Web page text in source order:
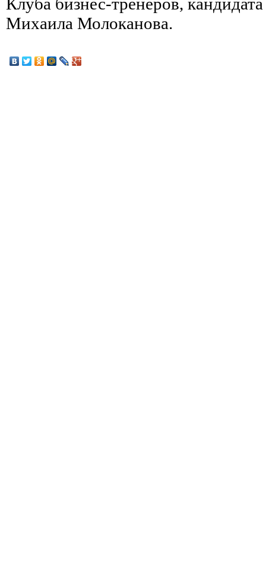
Михаила Молоканова.